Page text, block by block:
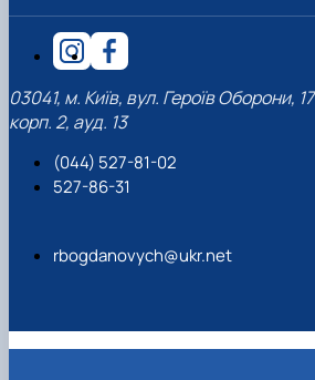
03041, м. Київ, вул. Героїв Оборони, 17
корп. 2, ауд. 13
(044) 527-81-02
527-86-31
rbogdanovych@ukr.net